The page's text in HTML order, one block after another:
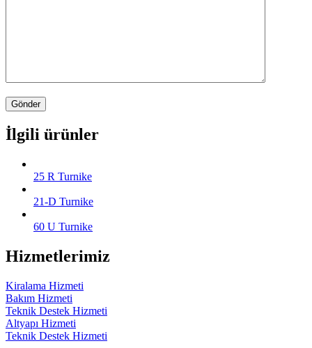
İlgili ürünler
25 R Turnike
21-D Turnike
60 U Turnike
Hizmetlerimiz
Kiralama Hizmeti
Bakım Hizmeti
Teknik Destek Hizmeti
Altyapı Hizmeti
Teknik Destek Hizmeti